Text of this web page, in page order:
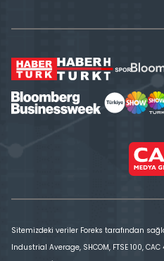
Sitemizdeki veriler Foreks tarafından
Industrial Average, SHCOM, FTSE 100,